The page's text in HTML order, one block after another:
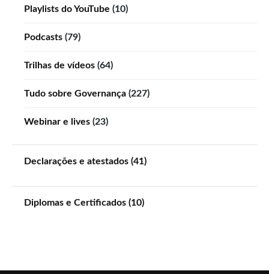
Playlists do YouTube (10)
Podcasts (79)
Trilhas de vídeos (64)
Tudo sobre Governança (227)
Webinar e lives (23)
Declarações e atestados (41)
Diplomas e Certificados (10)